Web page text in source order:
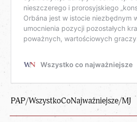
PAP/WszystkoCoNajważniejsze/MJ